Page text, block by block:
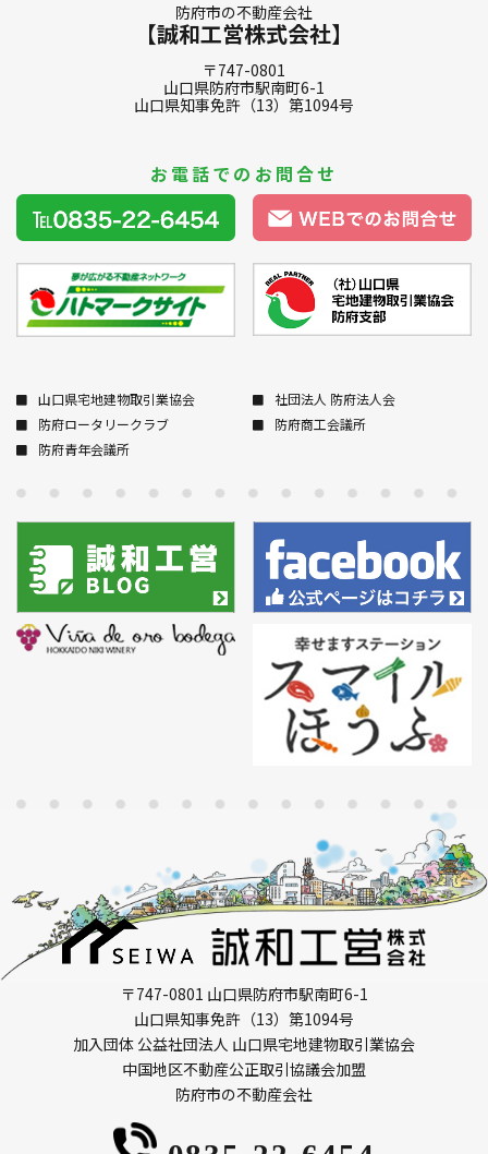
防府市の不動産会社
【誠和工営株式会社】
〒747-0801
山口県防府市駅南町6-1
山口県知事免許（13）第1094号
お電話でのお問合せ
山口県宅地建物取引業協会
社団法人 防府法人会
防府ロータリークラブ
防府商工会議所
防府青年会議所
〒747-0801 山口県防府市駅南町6-1
山口県知事免許（13）第1094号
加入団体 公益社団法人 山口県宅地建物取引業協会
中国地区不動産公正取引協議会加盟
防府市の不動産会社